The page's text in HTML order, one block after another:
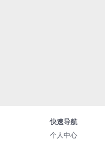
快速导航
个人中心